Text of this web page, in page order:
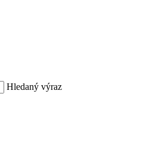
Hledaný výraz